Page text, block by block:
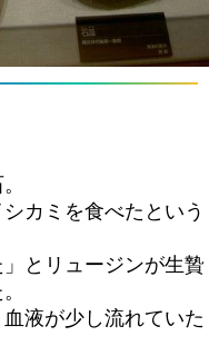
カミを食べたという
」とリュージンが生贄
液が少し流れていた